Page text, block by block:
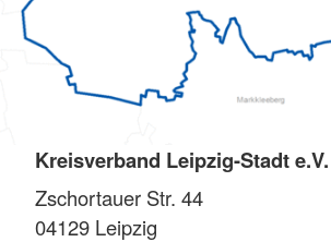
Kreisverband Leipzig-Stadt e.V.
Zschortauer Str. 44
04129 Leipzig